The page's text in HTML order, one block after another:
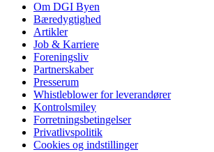
Om DGI Byen
Bæredygtighed
Artikler
Job & Karriere
Foreningsliv
Partnerskaber
Presserum
Whistleblower for leverandører
Kontrolsmiley
Forretningsbetingelser
Privatlivspolitik
Cookies og indstillinger